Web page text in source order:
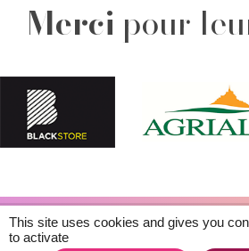
Merci pour
Plan du site Contacts
This site uses cookies and gives you
to activate